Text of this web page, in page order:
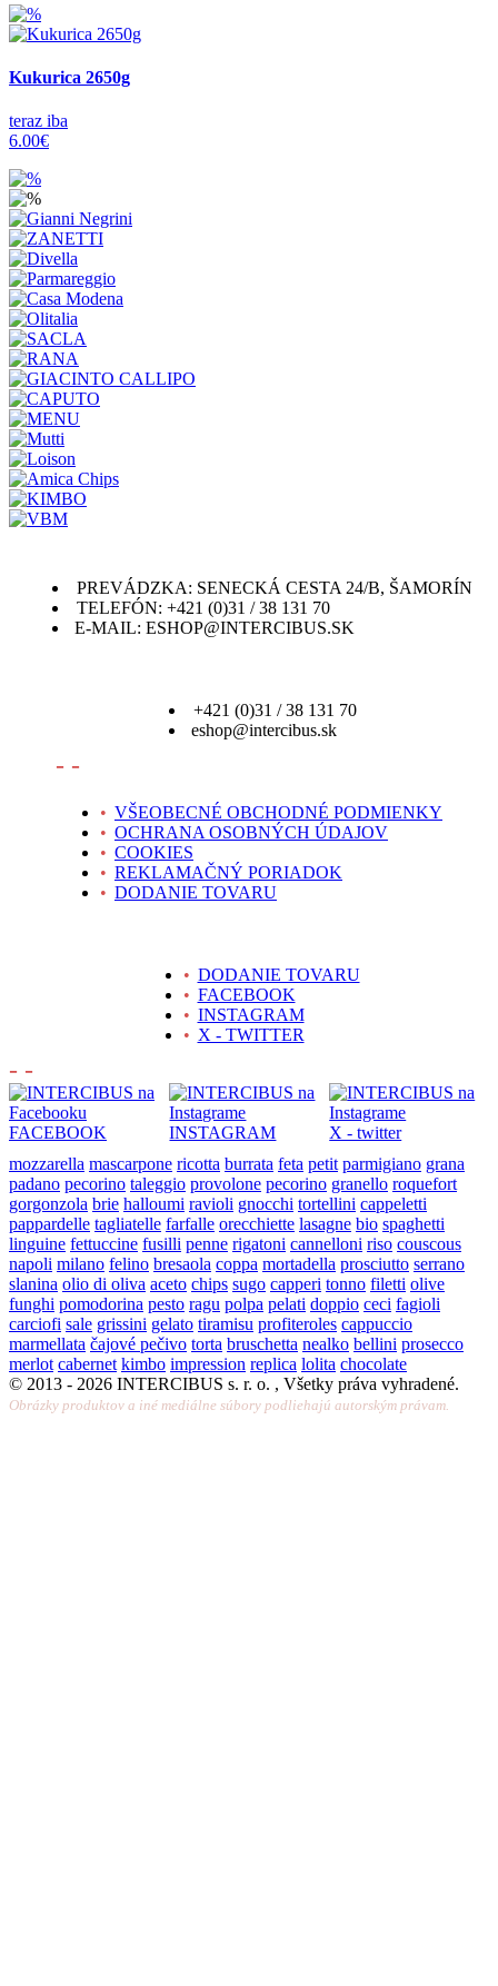
Kukurica 2650g
teraz iba
6.00€
PREVÁDZKA: SENECKÁ CESTA 24/B, ŠAMORÍN
TELEFÓN: +421 (0)31 / 38 131 70
E-MAIL: ESHOP@INTERCIBUS.SK
+421 (0)31 / 38 131 70
eshop@intercibus.sk
- -
• VŠEOBECNÉ OBCHODNÉ PODMIENKY
• OCHRANA OSOBNÝCH ÚDAJOV
• COOKIES
• REKLAMAČNÝ PORIADOK
• DODANIE TOVARU
• DODANIE TOVARU
• FACEBOOK
• INSTAGRAM
• X - TWITTER
- -
FACEBOOK INSTAGRAM
X - twitter
mozzarella mascarpone ricotta burrata feta petit parmigiano grana
padano pecorino taleggio provolone pecorino granello roquefort
gorgonzola brie halloumi ravioli gnocchi tortellini cappeletti
pappardelle tagliatelle farfalle orecchiette lasagne bio spaghetti
linguine fettuccine fusilli penne rigatoni cannelloni riso couscous
napoli milano felino bresaola coppa mortadella prosciutto serrano
slanina olio di oliva aceto chips sugo capperi tonno filetti olive
funghi pomodorina pesto ragu polpa pelati doppio ceci fagioli
carciofi sale grissini gelato tiramisu profiteroles cappuccio
marmellata čajové pečivo torta bruschetta nealko bellini prosecco
merlot cabernet kimbo impression replica lolita chocolate
© 2013 - 2026 INTERCIBUS s. r. o. , Všetky práva vyhradené.
Obrázky produktov a iné mediálne súbory podliehajú autorským právam.